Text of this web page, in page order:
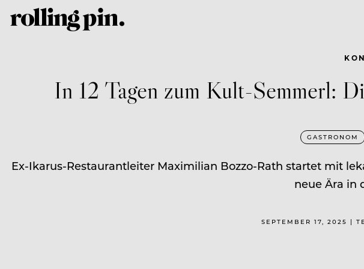
In 12 Tagen zum Kult-Semmerl:
GASTRONOM
Ex-Ikarus-Restaurantleiter Maximilian Bozzo-Rath startet mit
neue Ära in
SEPTEMBER 17, 2025 |